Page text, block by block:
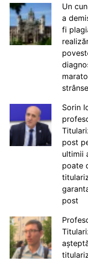
Un
a
fi
Sorin
post
ultimii
poate
post